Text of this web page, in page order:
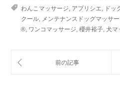
わんこマッサージ, アプリシエ, ドッ
クール, メンテナンスドッグマッサ
®, ワンコマッサージ, 櫻井裕子, 犬マ